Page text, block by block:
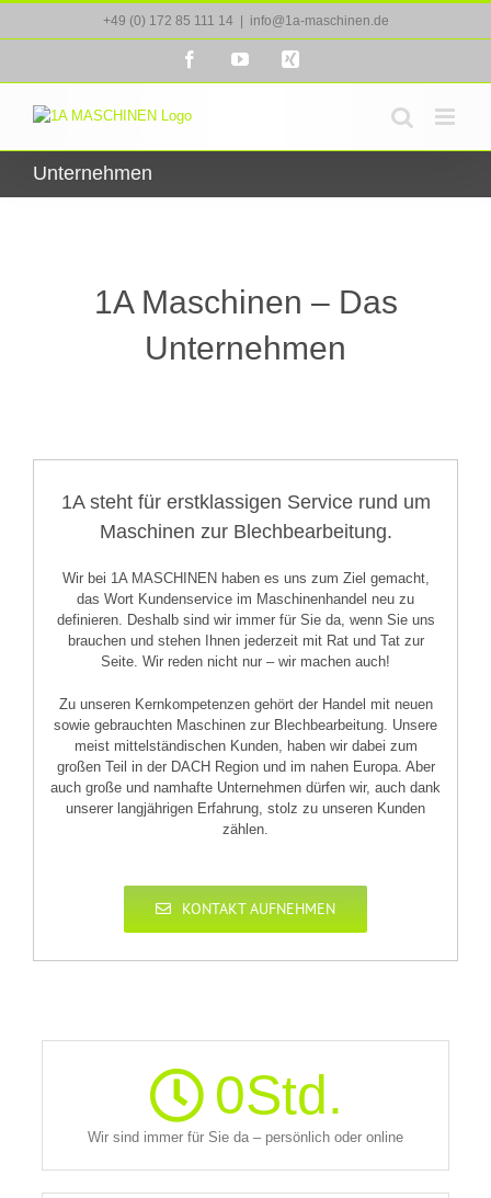
+49 (0) 172 85 111 14 info@1a-maschinen.de
FacebookYouTube
Unternehmen
1A Maschinen – Das
Unternehmen
1A steht für erstklassigen Service rund um
Maschinen zur Blechbearbeitung.
Wir bei 1A MASCHINEN haben es uns zum Ziel gemacht,
das Wort Kundenservice im Maschinenhandel neu zu
definieren. Deshalb sind wir immer für Sie da, wenn Sie uns
brauchen und stehen Ihnen jederzeit mit Rat und Tat zur
Seite. Wir reden nicht nur – wir machen auch!
Zu unseren Kernkompetenzen gehört der Handel mit neuen
sowie gebrauchten Maschinen zur Blechbearbeitung. Unsere
meist mittelständischen Kunden, haben wir dabei zum
großen Teil in der DACH Region und im nahen Europa. Aber
auch große und namhafte Unternehmen dürfen wir, auch dank
unserer langjährigen Erfahrung, stolz zu unseren Kunden
zählen.
KONTAKT AUFNEHMEN
0Std.
Wir sind immer für Sie da – persönlich oder online